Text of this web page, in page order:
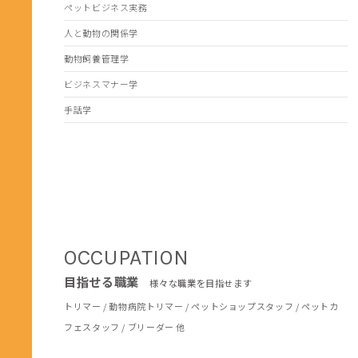
ペットビジネス実務
人と動物の関係学
動物飼養管理学
ビジネスマナー学
手話学
OCCUPATION
目指せる職業
様々な職業を目指せます
トリマー / 動物病院トリマー / ペットショップスタッフ / ペットカ
フェスタッフ / ブリーダー 他